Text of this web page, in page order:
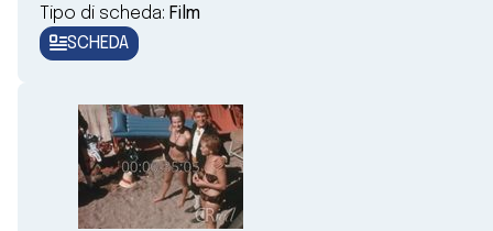
Tipo di scheda: Film
SCHEDA